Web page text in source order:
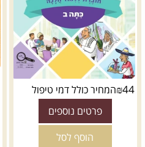
₪44 המחיר כולל דמי טיפול
פרטים נוספים
הוסף לסל